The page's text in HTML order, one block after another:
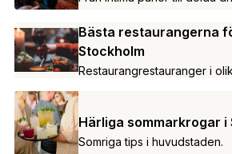
Bästa restaurangerna
Stockholm
Restaurangrestauranger i
Härliga sommarkrogar i
Somriga tips i huvudstaden.